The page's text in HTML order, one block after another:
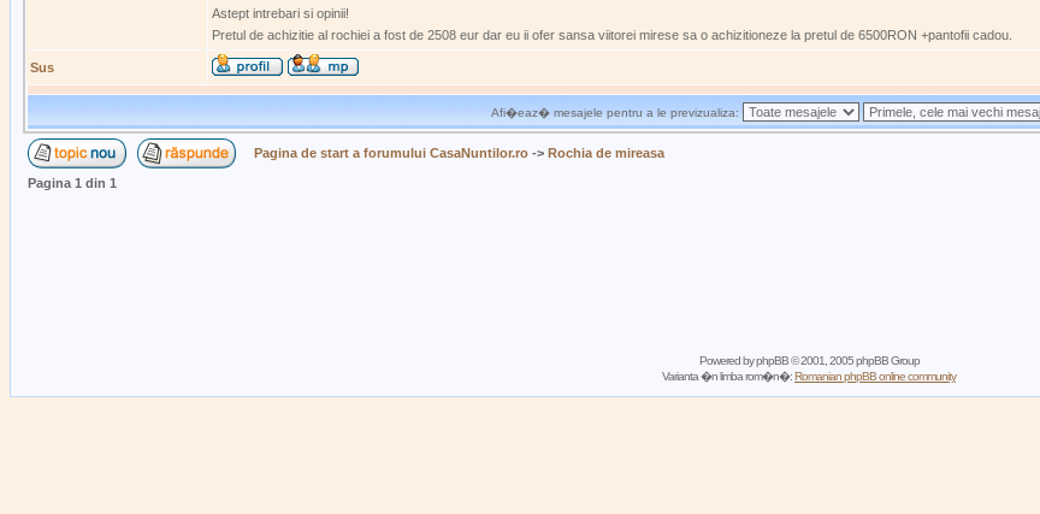
Astept intrebari si opinii!
Pretul de achizitie al rochiei a fost de 2508 eur dar eu ii ofer sansa viitorei mirese sa o achizitioneze la pretul de 6500RON +pantofii cadou.
Sus
Afi�eaz� mesajele pentru a le previzualiza:
Pagina de start a forumului CasaNuntilor.ro -> Rochia de mireasa
Pagina 1 din 1
Powered byphpBB© 2001, 2005 phpBB Group
Varianta �n limba rom�n�:Romanian phpBB online community